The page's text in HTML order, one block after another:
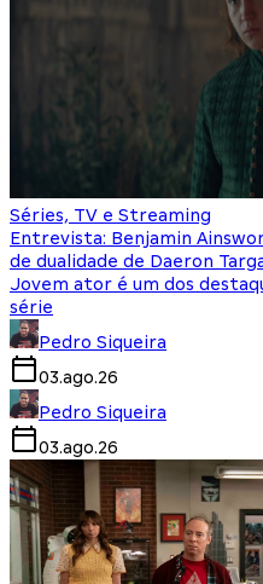
Séries, TV e Streaming
Entrevista: Benjamin
de dualidade de Daeron
Jovem ator é um dos
série
Pedro Siqueira
03.ago.26
Pedro Siqueira
03.ago.26